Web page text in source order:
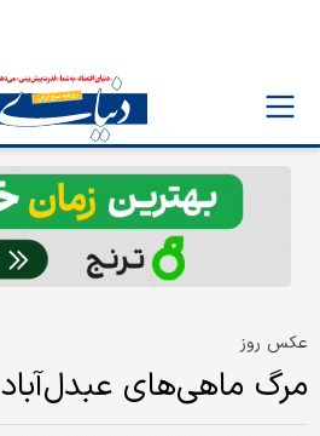
عکس روز
مرگ ماهی‌های عبدل‌آباد